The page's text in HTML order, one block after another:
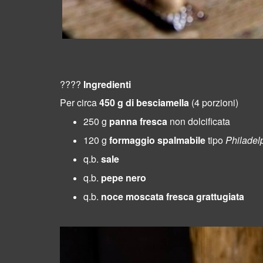
???? Ingredienti
Per circa450 g di besciamella (4 porzioni)
250 g panna fresca non dolcificata
120 g formaggio spalmabiletipo
q.b. sale
q.b. pepe nero
q.b. noce moscata fresca grattugiata